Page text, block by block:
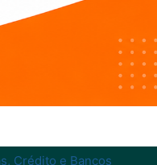
Crédito e Bancos